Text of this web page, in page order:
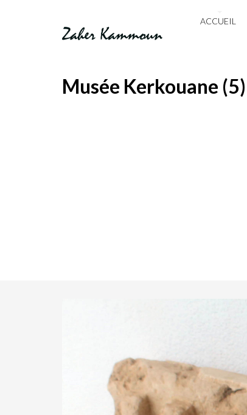
ACCUEIL
Musée Kerkouane (5)